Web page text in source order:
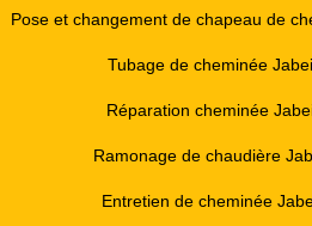
Pose et changement de chapeau de
Tubage de cheminée
Réparation cheminée
Ramonage de chaudière
Entretien de cheminée